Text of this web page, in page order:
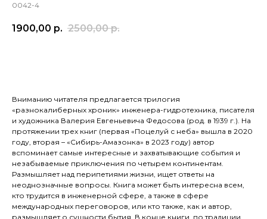
0042-4
1900,00 р. 2500,00 р.
Вниманию читателя предлагается трилогия
«разнокалиберных хроник» инженера-гидротехника, писателя
и художника Валерия Евгеньевича Федосова (род. в 1939 г.). На
протяжении трех книг (первая «Поцелуй с неба» вышла в 2020
году, вторая – «Сибирь-Амазонка» в 2023 году) автор
вспоминает самые интересные и захватывающие события и
незабываемые приключения по четырем континентам.
Размышляет над перипетиями жизни, ищет ответы на
неоднозначные вопросы. Книга может быть интересна всем,
кто трудится в инженерной сфере, а также в сфере
международных переговоров, или кто также, как и автор,
размышляет о сущности бытия. В конце книги, по традиции,